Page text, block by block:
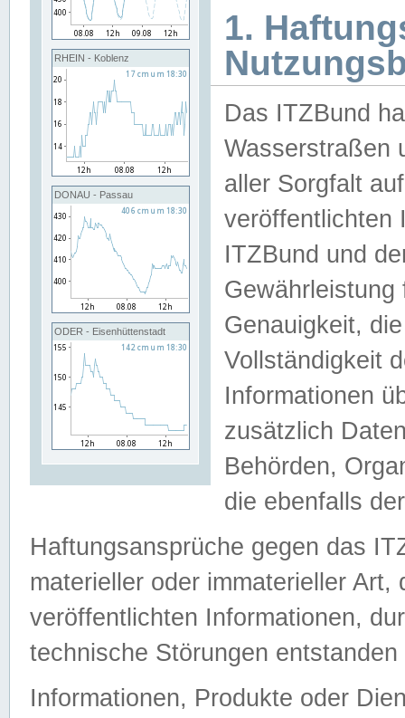
RHEIN - Koblenz
DONAU - Passau
ODER - Eisenhüttenstadt
1.
Das ITZBund
Wasserstraßen
aller Sorgfalt
veröffentlichten
ITZBund und
Genauigkeit,
Vollständigkeit
Informationen
zusätzlich
Behörden,
die ebenfalls
Haftungsansprüche gegen das
materieller oder immaterieller
veröffentlichten Informationen,
technische Störungen
Informationen, Produkte oder